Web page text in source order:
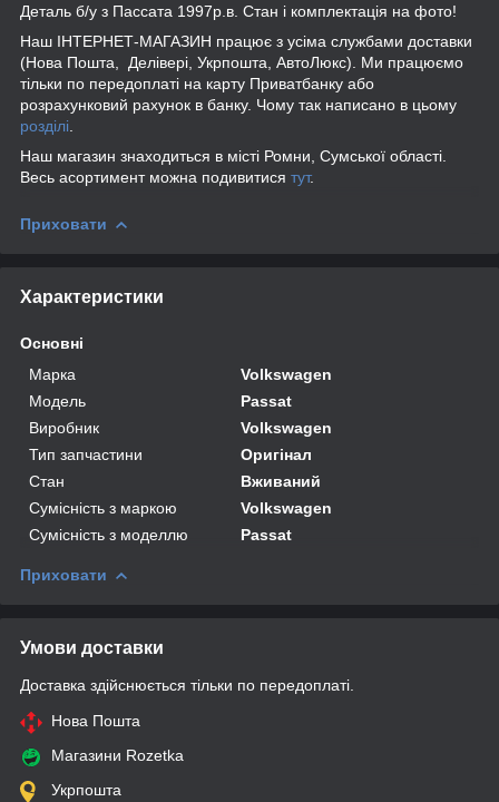
Деталь б/у з Пассата 1997р.в. Стан і комплектація на фото!
Наш ІНТЕРНЕТ-МАГАЗИН працює з усіма службами доставки
(Нова Пошта, Делівері, Укрпошта, АвтоЛюкс). Ми працюємо
тільки по передоплаті на карту Приватбанку або
розрахунковий рахунок в банку. Чому так написано в цьому
розділі
Наш магазин знаходиться в місті Ромни, Сумської області.
Весь асортимент можна подивитися тут.
Приховати
Характеристики
Основні
Марка
Volkswagen
Модель
Passat
Виробник
Volkswagen
Тип запчастини
Оригінал
Стан
Вживаний
Сумісність з маркою
Volkswagen
Сумісність з моделлю
Passat
Приховати
Умови доставки
Доставка здійснюється тільки по передоплаті.
Нова Пошта
Магазини Rozetka
Укрпошта